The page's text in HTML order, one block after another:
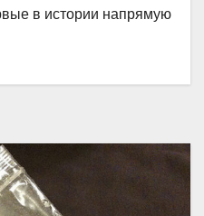
в истории напрямую